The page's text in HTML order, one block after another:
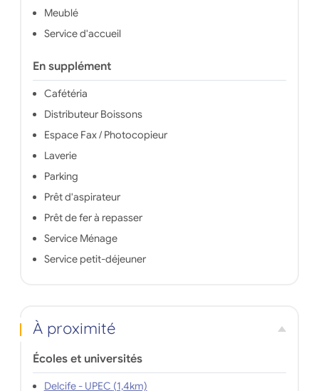
Meublé
Service d'accueil
En supplément
Cafétéria
Distributeur Boissons
Espace Fax / Photocopieur
Laverie
Parking
Prêt d'aspirateur
Prêt de fer à repasser
Service Ménage
Service petit-déjeuner
À proximité
Écoles et universités
Delcife - UPEC (1,4km)